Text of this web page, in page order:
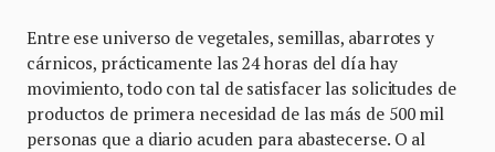
Entre ese universo de vegetales, semillas, abarrotes y
cárnicos, prácticamente las 24 horas del día hay
movimiento, todo con tal de satisfacer las solicitudes de
productos de primera necesidad de las más de 500 mil
personas que a diario acuden para abastecerse. O al